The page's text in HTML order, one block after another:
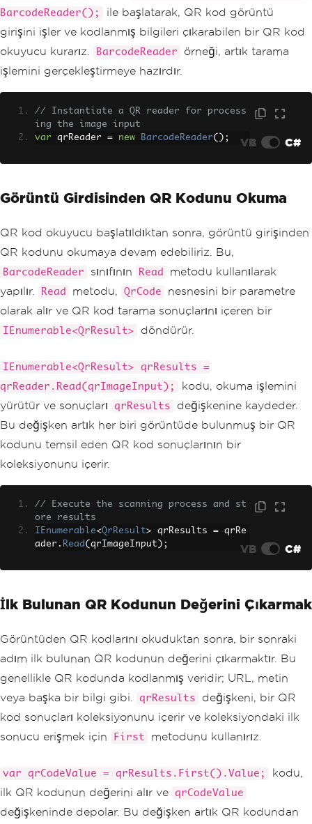
BarcodeReader();
ile başlatarak, QR kod görüntü
girişini işler ve kodlanmış bilgileri çıkarabilen bir QR kod
okuyucu kurarız.
BarcodeReader
örneği, artık tarama
işlemini gerçekleştirmeye hazırdır.
// Instantiate a QR reader for process
ing the image input
var qrReader = new BarcodeReader(); VB C#
Görüntü Girdisinden QR Kodunu Okuma
QR kod okuyucu başlatıldıktan sonra, görüntü girişinden
QR kodunu okumaya devam edebiliriz. Bu,
BarcodeReader sınıfının Read
metodu kullanılarak
yapılır.
Read metodu, QrCode
nesnesini bir parametre
olarak alır ve QR kod tarama sonuçlarını içeren bir
IEnumerable<QrResult> döndürür.
IEnumerable<QrResult> qrResults =
qrReader.Read(qrImageInput);
kodu, okuma işlemini
yürütür ve sonuçları
qrResults
değişkenine kaydeder.
Bu değişken artık her biri görüntüde bulunmuş bir QR
kodunu temsil eden QR kod sonuçlarının bir
koleksiyonunu içerir.
// Execute the scanning process and st
ore results
IEnumerable<QrResult> qrResults = qrRe
ader . Read ( qrImageInput ); VB C#
İlk Bulunan QR Kodunun Değerini Çıkarmak
Görüntüden QR kodlarını okuduktan sonra, bir sonraki
adım ilk bulunan QR kodunun değerini çıkarmaktır. Bu
genellikle QR kodunda kodlanmış veridir; URL, metin
veya başka bir bilgi gibi.
qrResults
değişkeni, bir QR
kod sonuçları koleksiyonunu içerir ve koleksiyondaki ilk
sonucu erişmek için
First metodunu kullanırız.
var qrCodeValue = qrResults.First().Value;
kodu,
ilk QR kodunun değerini alır ve qrCodeValue
değişkeninde depolar. Bu değişken artık QR kodundan